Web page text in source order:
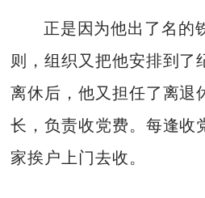
正是因为他出了名的
则，组织又把他安排到了
离休后，他又担任了离退
长，负责收党费。每逢收
家挨户上门去收。